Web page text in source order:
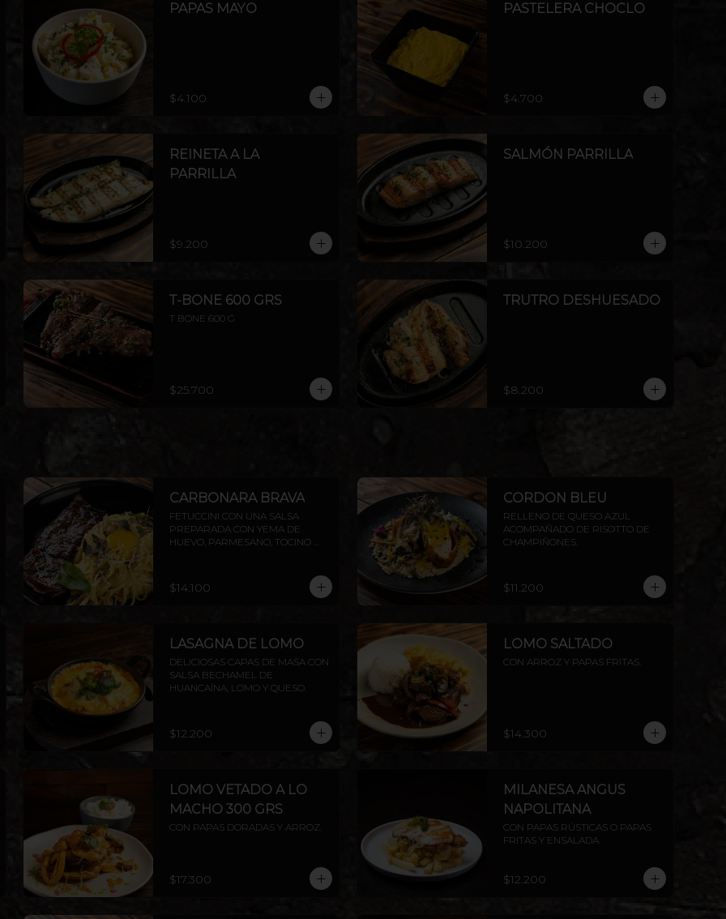
PAPAS MAYO
$4.100
PASTELERA CHOCLO
$4.700
REINETA A LA
PARRILLA
$9.200
SALMÓN PARRILLA
$10.200
T-BONE 600 GRS
T BONE 600 G
$25.700
TRUTRO DESHUESADO
$8.200
CARBONARA BRAVA
FETUCCINI CON UNA SALSA
PREPARADA CON YEMA DE
HUEVO, PARMESANO, TOCINO
$14.100
CORDON BLEU
RELLENO DE QUESO AZUL
ACOMPAÑADO DE RISOTTO DE
CHAMPIÑONES.
$11.200
LASAGNA DE LOMO
DELICIOSAS CAPAS DE MASA CON
SALSA BECHAMEL DE
HUANCAÍNA, LOMO Y QUESO.
$12.200
LOMO SALTADO
CON ARROZ Y PAPAS FRITAS.
$14.300
LOMO VETADO A LO
MACHO 300 GRS
CON PAPAS DORADAS Y ARROZ.
$17.300
MILANESA ANGUS
NAPOLITANA
CON PAPAS RÚSTICAS O PAPAS
FRITAS Y ENSALADA.
$12.200